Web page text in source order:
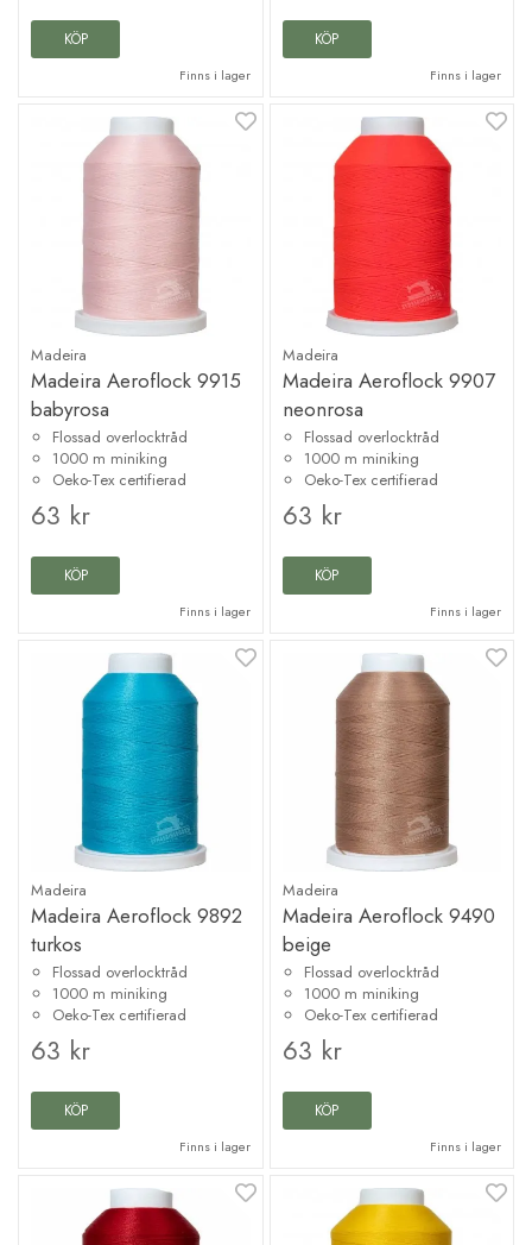
KÖP
Finns i lager
KÖP
Finns i lager
Madeira
Madeira Aeroflock 9915
babyrosa
Flossad overlocktråd
1000 m miniking
Oeko-Tex certifierad
63 kr
KÖP
Finns i lager
Madeira
Madeira Aeroflock 9907
neonrosa
Flossad overlocktråd
1000 m miniking
Oeko-Tex certifierad
63 kr
KÖP
Finns i lager
Madeira
Madeira Aeroflock 9892
turkos
Flossad overlocktråd
1000 m miniking
Oeko-Tex certifierad
63 kr
KÖP
Finns i lager
Madeira
Madeira Aeroflock 9490
beige
Flossad overlocktråd
1000 m miniking
Oeko-Tex certifierad
63 kr
KÖP
Finns i lager